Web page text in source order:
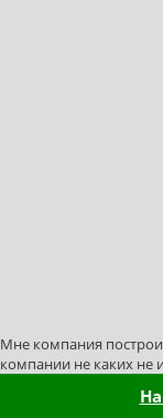
Мне компания
компании не каких не
бригаде Сергея,